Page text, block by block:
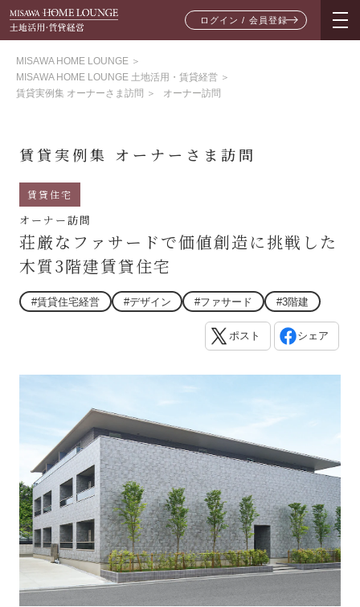
ログイン / 会員登録
MISAWA HOME LOUNGE ＞
MISAWA HOME LOUNGE 土地活用・賃貸経営 ＞
賃貸実例集 オーナーさま訪問 ＞ オーナー訪問
賃貸実例集 オーナーさま訪問
賃貸住宅
オーナー訪問
荘厳なファサードで価値創造に挑戦した
木質3階建賃貸住宅
#賃貸住宅経営 #デザイン #ファサード #3階建
ポスト シェア